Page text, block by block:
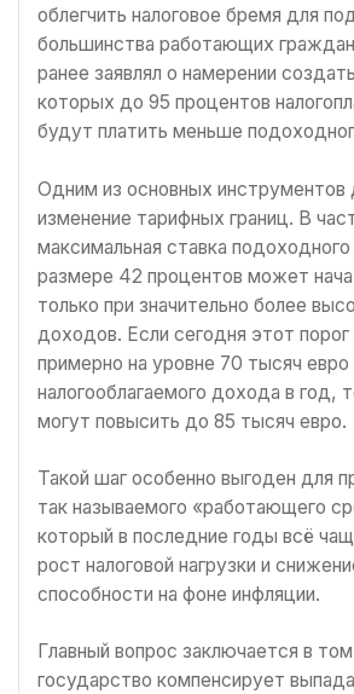
облегчить налоговое бремя для
большинства работающих
ранее заявлял о намерении
которых до 95 процентов
будут платить меньше
Одним из основных инструментов
изменение тарифных границ. В
максимальная ставка подоходного
размере 42 процентов может
только при значительно более
доходов. Если сегодня этот
примерно на уровне 70 тысяч евро
налогооблагаемого дохода в год,
могут повысить до 85 тысяч евро.
Такой шаг особенно выгоден для
так называемого «работающего
который в последние годы всё
рост налоговой нагрузки и
способности на фоне инфляции.
Главный вопрос заключается в
государство компенсирует